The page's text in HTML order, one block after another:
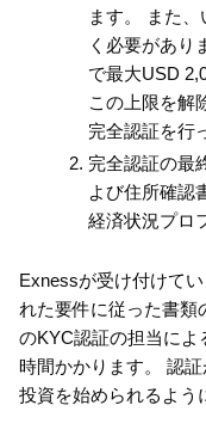
ます。 また
く必要があり
で最大USD
この上限を解
完全認証を行
完全認証の最
よび住所確認
経済状況プロ
Exnessが受け付けて
れた要件に従った書類
のKYC認証の担当によ
時間かかります。 認
投資を始められるよう